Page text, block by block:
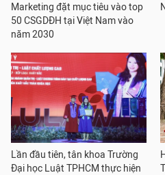
Marketing đặt mục tiêu vào top
50 CSGDĐH tại Việt Nam vào
năm 2030
Lần đầu tiên, tân khoa Trường
Đại học Luật TPHCM thực hiện